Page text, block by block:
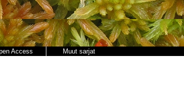
Access Muut sarjat